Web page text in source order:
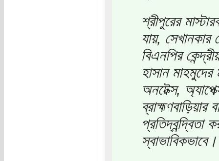
শ্রীপুরের
যায়,
বিএনপির
হাসান মাহমুদের
অনটেক্স,
ব্রাহ্মণবাড়িয়ার
প্রতিদ্বন্দ্বিতা
স্বাভাবিকভাবে।